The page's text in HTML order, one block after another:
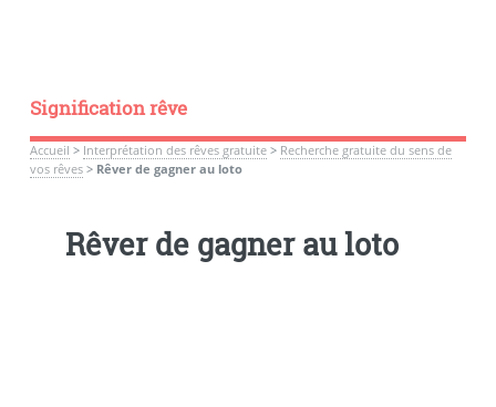
Signification rêve
Accueil > Interprétation des rêves gratuite> Recherche gratuite du sens de
vos rêves> Rêver de gagner au loto
Rêver de gagner au loto